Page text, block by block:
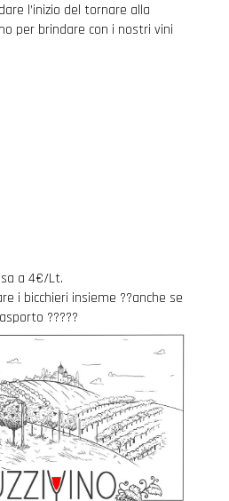
l’inizio del tornare alla
per brindare con i nostri vini
a 4€/Lt.
i bicchieri insieme ??anche se
?????